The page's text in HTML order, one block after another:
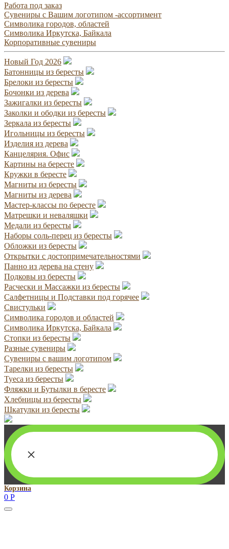
Работа под заказ
Сувениры с Вашим логотипом -ассортимент
Символика городов, областей
Символика Иркутска, Байкала
Корпоративные сувениры
Новый Год 2026
Батонницы из бересты
Брелоки из бересты
Бочонки из дерева
Зажигалки из бересты
Заколки и ободки из бересты
Зеркала из бересты
Игольницы из бересты
Изделия из дерева
Канцелярия. Офис
Картины на бересте
Кружки в бересте
Магниты из бересты
Магниты из дерева
Мастер-классы по бересте
Матрешки и неваляшки
Медали из бересты
Наборы соль-перец из бересты
Обложки из бересты
Открытки с достопримечательностями
Панно из дерева на стену
Подковы из бересты
Расчески и Массажки из бересты
Салфетницы и Подставки под горячее
Свистульки
Символика городов и областей
Символика Иркутска, Байкала
Стопки из бересты
Разные сувениры
Сувениры с вашим логотипом
Тарелки из бересты
Туеса из бересты
Фляжки и Бутылки в бересте
Хлебницы из бересты
Шкатулки из бересты
×
Корзина
0 Р